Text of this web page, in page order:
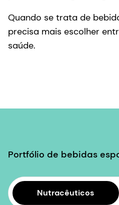
Quando se trata de
precisa mais escolher
saúde.
Portfólio de bebidas
Nutracêuticos